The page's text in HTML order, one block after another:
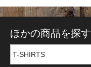
ほかの商品を探す